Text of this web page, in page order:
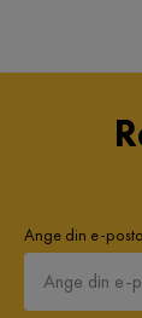
Ange din e-